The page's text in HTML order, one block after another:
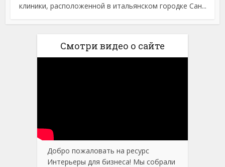
клиники, расположенной в итальянском городке Сан...
Смотри видео о сайте
Добро пожаловать на ресурс
Интерьеры для бизнеса! Мы собрали